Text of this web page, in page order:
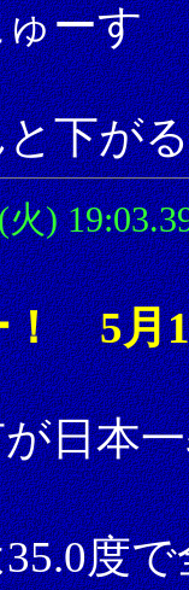
ゅーす
と下が
火)
！ 5月
日本
度